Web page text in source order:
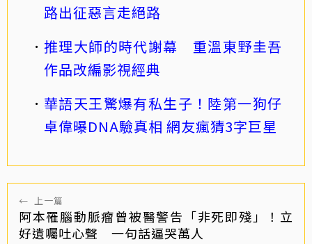
路出征惡言走絕路
推理大師的時代謝幕 重溫東野圭吾
作品改編影視經典
華語天王驚爆有私生子！陸第一狗仔
卓偉曝DNA驗真相 網友瘋猜3字巨星
← 上一篇
阿本罹腦動脈瘤曾被醫警告「非死即殘」！立
好遺囑吐心聲 一句話逼哭萬人